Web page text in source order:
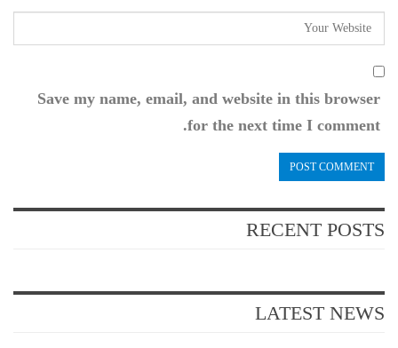
Save my name, email, and website in this browser
for the next time I comment.
RECENT POSTS
LATEST NEWS